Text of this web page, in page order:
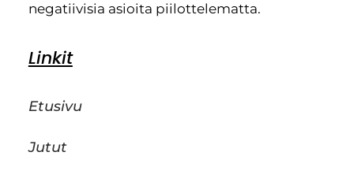
negatiivisia asioita piilottelematta.
Linkit
Etusivu
Jutut